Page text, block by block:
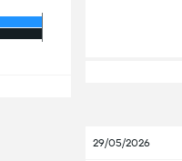
29/05/2026